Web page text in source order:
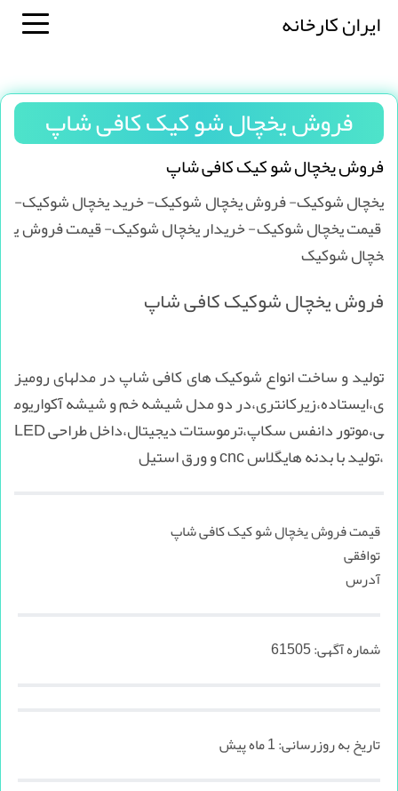
ایران کارخانه
فروش یخچال شو کیک کافی شاپ
فروش یخچال شو کیک کافی شاپ
یخچال شوکیک- فروش یخچال شوکیک- خرید یخچال شوکیک-
قیمت یخچال شوکیک- خریدار یخچال شوکیک- قیمت فروش ی
خچال شوکیک
فروش یخچال شوکیک کافی شاپ
تولید و ساخت انواع شوکیک های کافی شاپ در مدلهای رومیز
ی،ایستاده،زیرکانتری،در دو مدل شیشه خم و شیشه آکواریوم
ی،موتور دانفس سکاپ،ترموستات دیجیتال،داخل طراحی LED
،تولید با بدنه هایگلاس cnc و ورق استیل
قیمت فروش یخچال شو کیک کافی شاپ
توافقی
آدرس
شماره آگهی:61505
تاریخ به روزرسانی:1 ماه پیش